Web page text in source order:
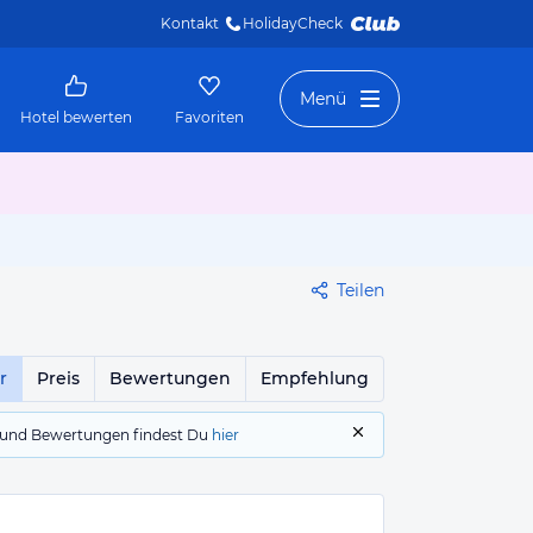
Kontakt HolidayCheck
Hotel bewerten Favoriten
Menü
Teilen
Preis Bewertungen Empfehlung
Bewertungen findest Du hier